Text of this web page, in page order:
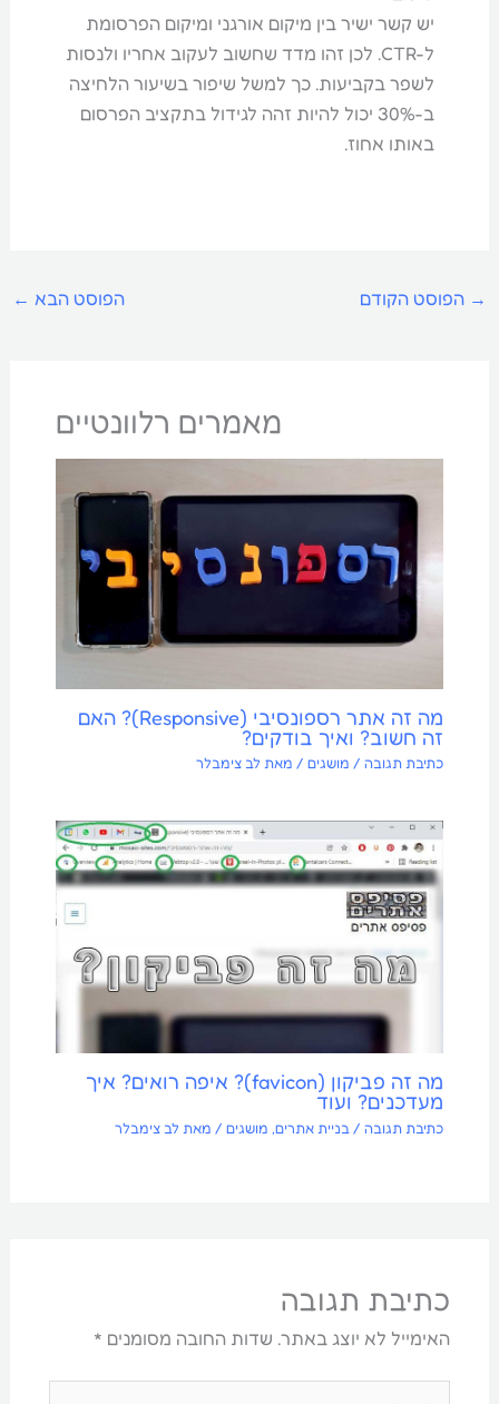
יש קשר ישיר בין מיקום אורגני ומיקום הפרסומת
ל-CTR. לכן זהו מדד שחשוב לעקוב אחריו ולנסות
לשפר בקביעות. כך למשל שיפור בשיעור הלחיצה
ב-30% יכול להיות זהה לגידול בתקציב הפרסום
באותו אחוז.
→ הפוסט הקודם הפוסט הבא ←
מאמרים רלוונטיים
מה זה אתר רספונסיבי (Responsive)? האם
זה חשוב? ואיך בודקים?
כתיבת תגובה / מושגים/ מאת לב צימבלר
מה זה פביקון (favicon)? איפה רואים? איך
מעדכנים? ועוד
כתיבת תגובה / בניית אתרים, מושגים/ מאת לב צימבלר
כתיבת תגובה
האימייל לא יוצג באתר. שדות החובה מסומנים *